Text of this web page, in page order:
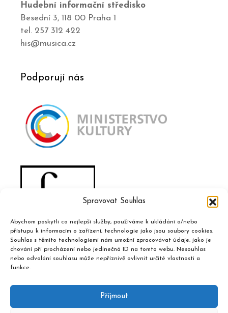
Spravovat Souhlas
Abychom poskytli co nejlepší služby, používáme k ukládání a/nebo
přístupu k informacím o zařízení, technologie jako jsou soubory cookies.
Souhlas s těmito technologiemi nám umožní zpracovávat údaje, jako je
chování při procházení nebo jedinečná ID na tomto webu. Nesouhlas
nebo odvolání souhlasu může nepříznivě ovlivnit určité vlastnosti a
funkce.
Příjmout
Hudební informační středisko
Besední 3, 118 00 Praha 1
tel. 257 312 422
his@musica.cz
Podporují nás